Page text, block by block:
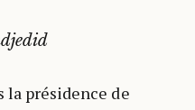
la présidence de